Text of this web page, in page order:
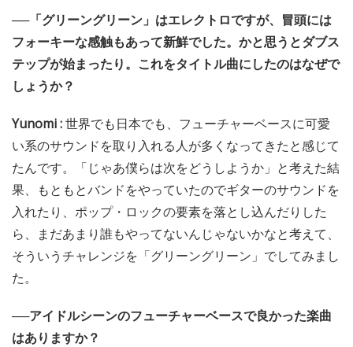
──「グリーングリーン」はエレクトロですが、冒頭には
フォーキーな感触もあって新鮮でした。かと思うとダブス
テップが始まったり。これをタイトル曲にしたのはなぜで
しょうか？
Yunomi :世界でも日本でも、フューチャーベースに可愛
い系のサウンドを取り入れる人が多くなってきたと感じて
たんです。「じゃあ僕らは次をどうしようか」と考えた結
果、もともとバンドをやっていたのでギターのサウンドを
入れたり、ポップ・ロックの要素を落とし込んだりした
ら、まだあまり誰もやってないんじゃないかなと考えて、
そういうチャレンジを「グリーングリーン」でしてみまし
た。
──アイドルシーンのフューチャーベースで良かった楽曲
はありますか？